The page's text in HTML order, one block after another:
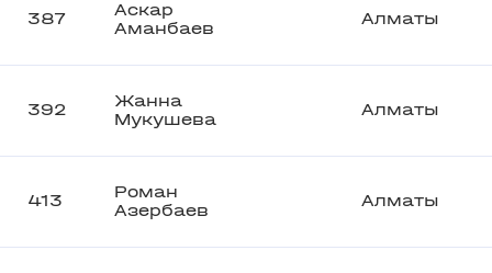
387
Аскар
Аманбаев
Алматы
392
Жанна
Мукушева
Алматы
413
Роман
Азербаев
Алматы